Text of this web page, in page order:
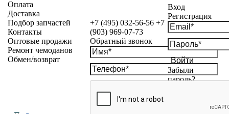
+7 (495) 032-56-56 +7
(903) 969-07-73
Обратный звонок
Вход
Регистрация
Войти
Забыли
пароль?
Оплата
Доставка
Подбор запчастей
Контакты
Оптовые продажи
Ремонт чемоданов
Обмен/возврат